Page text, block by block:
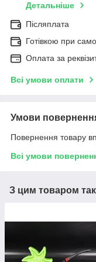
Детальніше
Післяплата
Готівкою при
Оплата за
Всі умови оплати
Умови
Повернення товару
Всі умови
З цим товаром